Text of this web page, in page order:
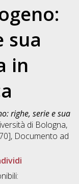
sua
in
righe, serie e sua
di Bologna,
, Documento ad